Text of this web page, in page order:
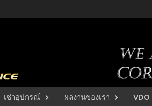
เช่าอุปกรณ์ ผลงานของเรา VDO